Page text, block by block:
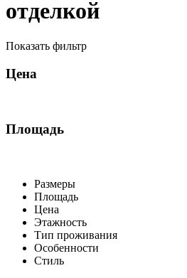
отделкой
Показать фильтр
Цена
Площадь
Размеры
Площадь
Цена
Этажность
Тип проживания
Особенности
Стиль